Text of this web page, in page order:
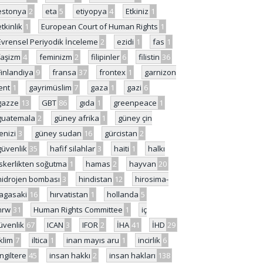
2 eta 5 etiyopya 4 Etkiniz 1
1 European Court of Human Rights 1
Periyodik İnceleme 2 ezidi 1 fas 1
4 feminizm 2 filipinler 6 filistin 36
9 fransa 37 frontex 1
garnizon
1 gayrimüslim 7 gaza 1 gazi 6
13 GBT 86 gıda 1 greenpeace 1
2 güney afrika 1
güney çin
3 güney sudan 16 gürcistan 2
35 hafif silahlar 3 haiti 1
halkı
soğutma 1 hamas 2 hayvan 20
bombası 3 hindistan 12
hirosima-
16 hırvatistan 1 hollanda 5
31 Human Rights Committee 1
iç
67 ICAN 3 IFOR 2 İHA 41 İHD 29
7 iltica 1 inan mayıs aru 1 incirlik 6
45 insan hakkı 2 insan hakları 138